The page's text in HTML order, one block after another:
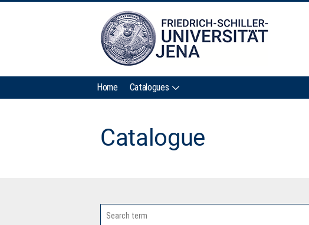
Home Catalogues
Catalogue